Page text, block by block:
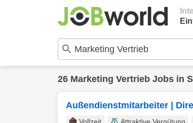
26 Marketing Vertrieb Jobs in
Außendienstmitarbeiter |